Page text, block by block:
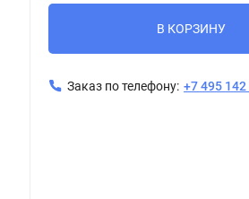
В КОРЗИНУ
Заказ по телефону: +7 495